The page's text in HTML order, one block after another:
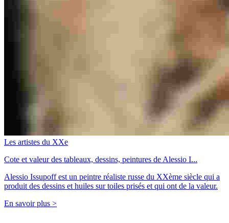
Les artistes du XXe
Cote et valeur des tableaux, dessins, peintures de Alessio I...
Alessio Issupoff est un peintre réaliste russe du XXème siècle qui a
produit des dessins et huiles sur toiles prisés et qui ont de la valeur.
En savoir plus >